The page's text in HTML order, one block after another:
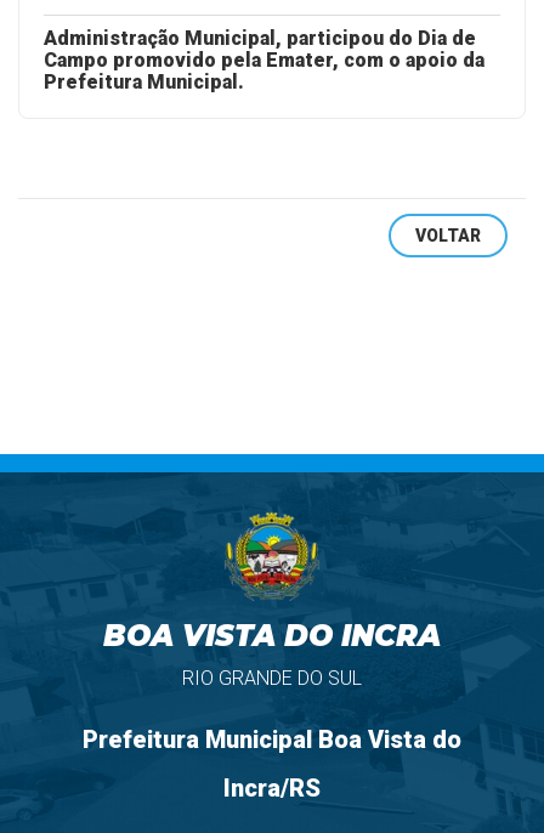
Administração Municipal, participou do Dia de
Campo promovido pela Emater, com o apoio da
Prefeitura Municipal.
VOLTAR
BOA VISTA DO INCRA
RIO GRANDE DO SUL
Prefeitura Municipal Boa Vista do
Incra/RS